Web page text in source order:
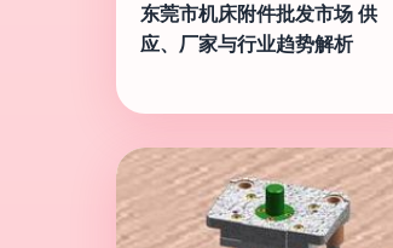
东莞市机床附件批发市场 供
应、厂家与行业趋势解析